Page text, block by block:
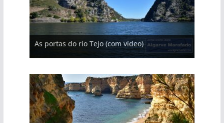
As portas do rio Tejo (com vídeo)
A piscina natural com cascata
A aldeia mais portuguesa de Portugal (com
vídeo)